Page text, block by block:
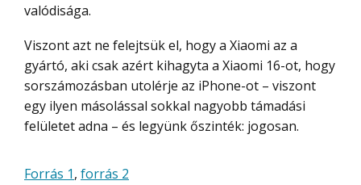
valódisága.
Viszont azt ne felejtsük el, hogy a Xiaomi az a
gyártó, aki csak azért kihagyta a Xiaomi 16-ot, hogy
sorszámozásban utolérje az iPhone-ot – viszont
egy ilyen másolással sokkal nagyobb támadási
felületet adna – és legyünk őszinték: jogosan.
Forrás 1, forrás 2